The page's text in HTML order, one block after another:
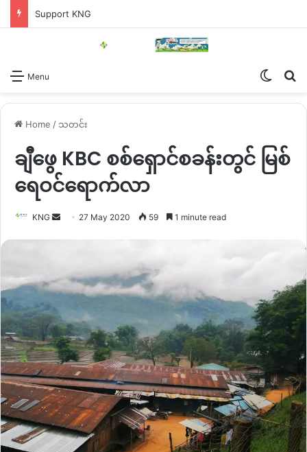
Support KNG
Menu
Home / သတင်း
ချီဖွေ KBC စစ်ရှောင်စခန်းတွင် မြစ်
ရေဝင်ရောက်လာ
KNG
Send 27 May 2020 59 1 minute read